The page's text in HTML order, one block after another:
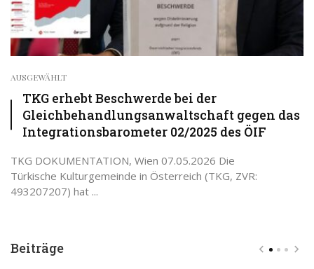
AUSGEWÄHLT
TKG erhebt Beschwerde bei der
Gleichbehandlungsanwaltschaft gegen das
Integrationsbarometer 02/2025 des ÖIF
TKG DOKUMENTATION, Wien 07.05.2026 Die
Türkische Kulturgemeinde in Österreich (TKG, ZVR:
493207207) hat ...
Beiträge